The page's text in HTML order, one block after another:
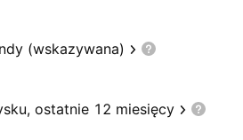
(wskazywana)
ostatnie 12 miesięcy